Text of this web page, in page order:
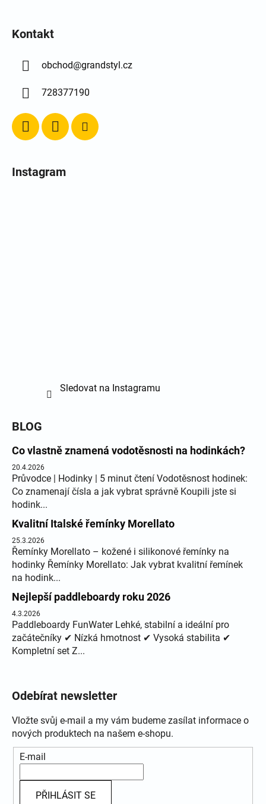
Kontakt
obchod@grandstyl.cz
728377190
Instagram
Sledovat na Instagramu
BLOG
Co vlastně znamená vodotěsnosti na hodinkách?
20.4.2026
Průvodce | Hodinky | 5 minut čtení Vodotěsnost hodinek:
Co znamenají čísla a jak vybrat správně Koupili jste si
hodink...
Kvalitní Italské řemínky Morellato
25.3.2026
Řemínky Morellato – kožené i silikonové řemínky na
hodinky Řemínky Morellato: Jak vybrat kvalitní řemínek
na hodink...
Nejlepší paddleboardy roku 2026
4.3.2026
Paddleboardy FunWater Lehké, stabilní a ideální pro
začátečníky ✔ Nízká hmotnost ✔ Vysoká stabilita ✔
Kompletní set Z...
Odebírat newsletter
Vložte svůj e-mail a my vám budeme zasílat informace o
nových produktech na našem e-shopu.
E-mail
PŘIHLÁSIT SE